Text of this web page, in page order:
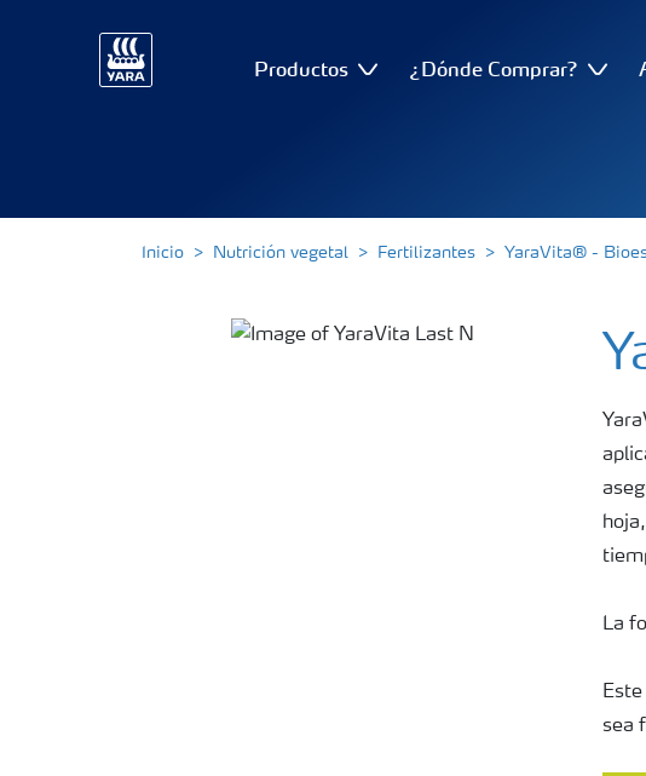
Productos ¿Dónde Comprar?
Inicio Nutrición vegetal Fertilizantes YaraVita® -
hoja, 25%
La
sea